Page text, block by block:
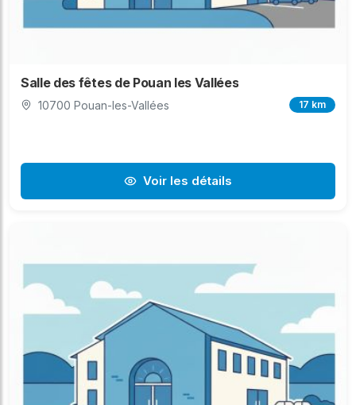
Salle des fêtes de Pouan les Vallées
10700 Pouan-les-Vallées 17 km
Voir les détails